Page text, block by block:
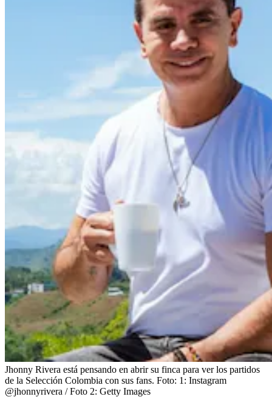
Jhonny Rivera está pensando en abrir su finca para ver los partidos
de la Selección Colombia con sus fans. Foto: 1: Instagram
@jhonnyrivera / Foto 2: Getty Images